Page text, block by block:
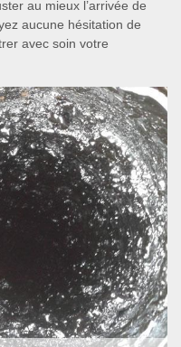
au mieux l’arrivée de
aucune hésitation de
avec soin votre